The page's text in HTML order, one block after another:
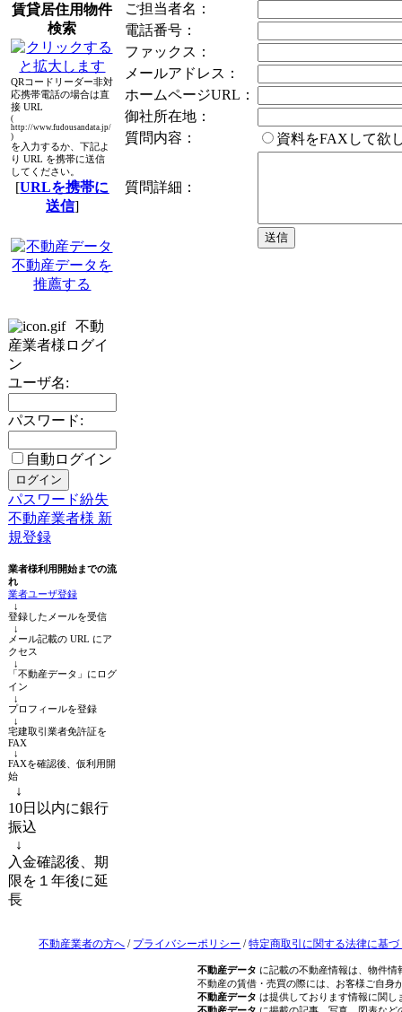
賃貸居住用物件
検索
QRコードリーダー非対
応携帯電話の場合は直
接 URL
(
http://www.fudousandata.jp/
)
を入力するか、下記よ
り URL を携帯に送信
してください。
[URLを携帯に
送信]
不動産データを
推薦する
不動
産業者様ログイ
ン
ユーザ名:
パスワード:
自動ログイン
パスワード紛失
不動産業者様 新
規登録
業者様利用開始までの流
れ
業者ユーザ登録
↓
登録したメールを受信
↓
メール記載の URL にア
クセス
↓
「不動産データ」にログ
イン
↓
プロフィールを登録
↓
宅建取引業者免許証を
FAX
↓
FAXを確認後、仮利用開
始
↓
10日以内に銀行
振込
↓
入金確認後、期
限を１年後に延
長
ご担当者名：
電話番号：
ファックス：
メールアドレス：
ホームページURL：
御社所在地：
質問内容：
資料をFAXして
質問詳細：
不動産業者の方へ / プライバシーポリシー /特定商取引に関する法律に基
不動産データ に記載の不動産情報は、物件
不動産の賃借・売買の際には、お客様ご自身
不動産データ は提供しております情報に関し